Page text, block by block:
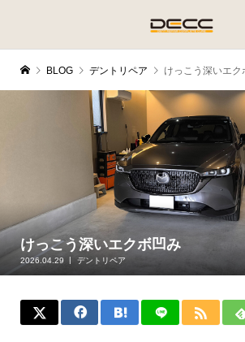
BLOG デントリペア けっこう深いエク
けっこう深いエクボ凹み
2026.04.29 デントリペア